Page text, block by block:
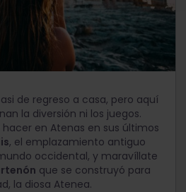
de regreso a casa, pero aquí
la diversión ni los juegos.
en Atenas en sus últimos
, el emplazamiento antiguo
occidental, y maravíllate
que se construyó para
la diosa Atenea.